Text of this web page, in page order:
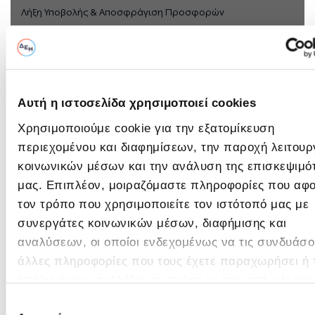
Αυτή η ιστοσελίδα χρησιμοποιεί cookies
Χρησιμοποιούμε cookie για την εξατομίκευση
περιεχομένου και διαφημίσεων, την παροχή
κοινωνικών μέσων και την ανάλυση της
μας. Επιπλέον, μοιραζόμαστε πληροφορίες που
τον τρόπο που χρησιμοποιείτε τον ιστότοπό μας με
συνεργάτες κοινωνικών μέσων, διαφήμισης και
αναλύσεων, οι οποίοι ενδεχομένως να τις
άλλες πληροφορίες που τους έχετε παραχωρήσει ή
οποίες έχουν συλλέξει σε σχέση με την από
Λήξη Υποβολής & Αποσφράγιση Προσφορών
Ημερομηνία (μέρα/μήνας/έτος) & 'Ωρα
25/05/2026 - 11:00
Στοιχεία Υποβολής
Καλέστε μας για πληροφορίες σχετικά με την υποβολή των
προτάσεων σας:
Πληροφορίες: Χ. Μπεναβίδου, 2531060211
Υποβολή:
Ο ηλεκτρονικός διαγωνισμός θα
πραγματοποιηθεί με χρήση της
πλατφόρμας “compareONE” της
εταιρείας cosmoONE του
Συστήματος Ηλεκτρονικών
Συμβάσεων ΔΕΗ, στην
O
διαγωνισμός
ολοκληρώθηκε